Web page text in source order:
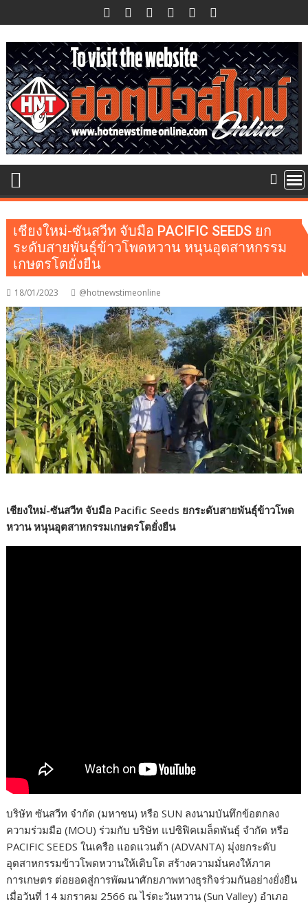
to
content
เชียงใหม่-ซันสวีท จับมือ PACIFIC SEEDS ยก
ระดับสายพันธุ์ข้าวโพดหวาน หนุนอุตสาหกรรม
เกษตรโตยั่งยืน
18/01/2023 @hotnewstimeonline
เชียงใหม่-ซันสวีท จับมือ Pacific Seeds ยกระดับสายพันธุ์ข้าวโพด
หวาน หนุนอุตสาหกรรมเกษตรโตยั่งยืน
บริษัท ซันสวีท จำกัด (มหาชน) หรือ SUN ลงนามบันทึกข้อตกลง
ความร่วมมือ (MOU) ร่วมกับ บริษัท แปซิฟิคเมล็ดพันธุ์ จำกัด หรือ
PACIFIC SEEDS ในเครือ แอดแวนต้า (ADVANTA) มุ่งยกระดับ
อุตสาหกรรมข้าวโพดหวานให้เติบโต สร้างความมั่นคงให้ภาค
การเกษตร ต่อยอดสู่การพัฒนาศักยภาพทางธุรกิจร่วมกันอย่างยั่งยืน
เมื่อวันที่ 14 มกราคม 2566 ณ ไร่ตะวันหวาน (Sun Valley) อำเภอ